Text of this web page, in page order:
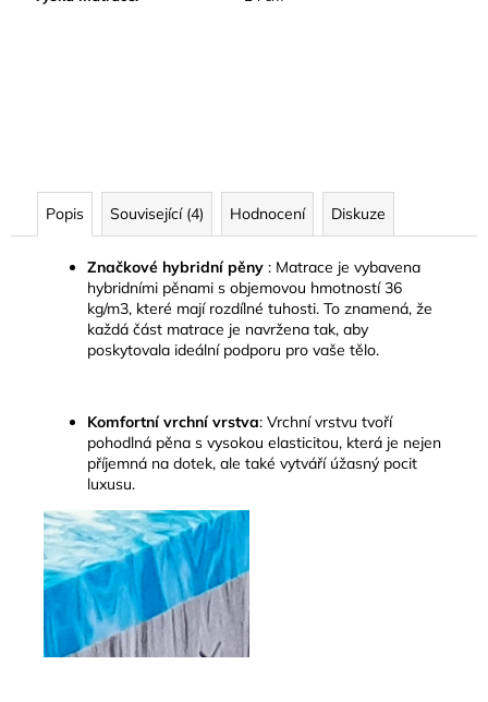
Popis Související (4) Hodnocení Diskuze
Značkové hybridní pěny : Matrace je vybavena
hybridními pěnami s objemovou hmotností 36
kg/m3, které mají rozdílné tuhosti. To znamená, že
každá část matrace je navržena tak, aby
poskytovala ideální podporu pro vaše tělo.
Komfortní vrchní vrstva: Vrchní vrstvu tvoří
pohodlná pěna s vysokou elasticitou, která je nejen
příjemná na dotek, ale také vytváří úžasný pocit
luxusu.